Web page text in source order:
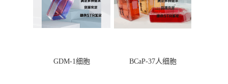
GDM-1细胞 BCaP-37人细胞